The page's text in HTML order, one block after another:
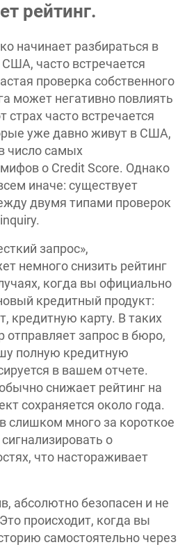
рейтинг.
начинает разбираться в
часто встречается
проверка собственного
может негативно повлиять
страх часто встречается
уже давно живут в США,
число самых
о Credit Score. Однако
иначе: существует
двумя типами проверок
запрос»,
немного снизить рейтинг
когда вы официально
кредитный продукт:
кредитную карту. В таких
отправляет запрос в бюро,
полную кредитную
в вашем отчете.
снижает рейтинг на
сохраняется около года.
слишком много за короткое
о
что настораживает
абсолютно безопасен и не
происходит, когда вы
самостоятельно через